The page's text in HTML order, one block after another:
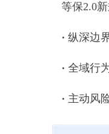
等保2.0
· 纵深边
· 全域行
· 主动风